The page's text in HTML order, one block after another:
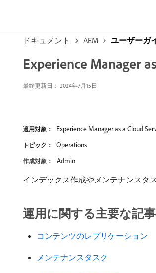
ドキュメント AEM ユーザーガ
Experience Manager
最終更新日： 2024年7月15日
適用対象： Experience Manager as a Cloud
トピック： Operations
作成対象： Admin
インデックス作成やメンテナンスタ
運用に関する主要な記事
コンテンツのレプリケーション
メンテナンスタスク